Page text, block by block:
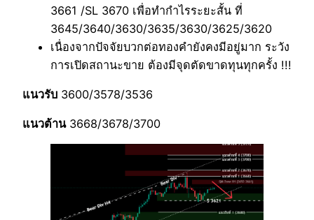
3661 /SL 3670 เพื่อทำกำไรระยะสั้น ที่
3645/3640/3630/3635/3630/3625/3620
เนื่องจากปัจจัยบวกต่อทองคำยังคงมีอยู่มาก ระวัง
การเปิดสถานะขาย ต้องมีจุดตัดขาดทุนทุกครั้ง !!!
แนวรับ 3600/3578/3536
แนวต้าน3668/3678/3700